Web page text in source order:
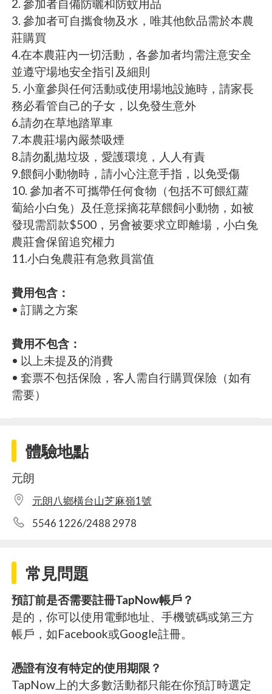
2. 參加者自備防曬和防蚊用品
3. 參加者可自攜食物及水，唯其他飲品需於本農
莊購買
4.在本農莊內一切活動，各參加者均需注意安全
並遵守場地安全指引及細則
5. 小童參與任何活動或使用場地設施時，請家長
務必看管自己的子女，以免發生意外
6.請勿在草地踏單車
7.本農莊場內嚴禁吸煙
8.請勿亂拋垃圾，愛護環境，人人有責
9.餵飼小動物時，請小心注意手指，以免受傷
10. 參加者不可攜帶任何食物（包括不可餵紅蘿
蔔給小白兔）及任意採摘花草餵飼小動物，如被
發現需罰款$500，另會被要求立即離場，小白兔
農莊會保留追究權力
11.小白兔農莊有急救員當值
費用包含：
• 訂購之方案
費用不包含：
• 以上未提及的消費
• 套票不包括保險，客人需自行購買保險（如有
需要）
體驗地點
元朗
元朗八鄉橫台山芝麻嶺1號
5546 1226/2488 2978
常見問題
預訂前是否需要註冊TapNow帳戶？
是的，你可以使用電郵地址、手機號碼或第三方
帳戶，如Facebook或Google註冊。
憑證有沒有特定的使用期限？
TapNow上的大多數活動都只能在你預訂時選定